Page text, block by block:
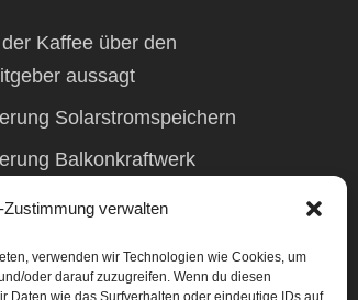
Zustimmung verwalten
verwenden wir Technologien wie Cookies, um
oder darauf zuzugreifen. Wenn du diesen
Daten wie das Surfverhalten oder eindeutige IDs auf
Kaffee über den
aussagt
Solarstromspeichern
Balkonkraftwerk